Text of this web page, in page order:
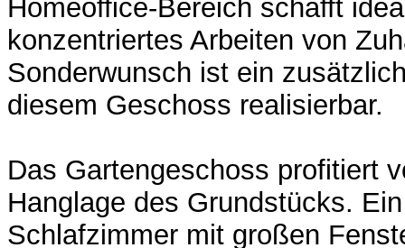
Homeoffice-Bereich schafft
konzentriertes Arbeiten von
Sonderwunsch ist ein
diesem Geschoss realisierbar.
Das Gartengeschoss profitiert
Hanglage des Grundstücks.
Schlafzimmer mit großen